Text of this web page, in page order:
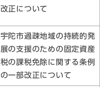
改正について
宇陀市過疎地域の持続的発
展の支援のための固定資産
税の課税免除に関する条例
の一部改正について